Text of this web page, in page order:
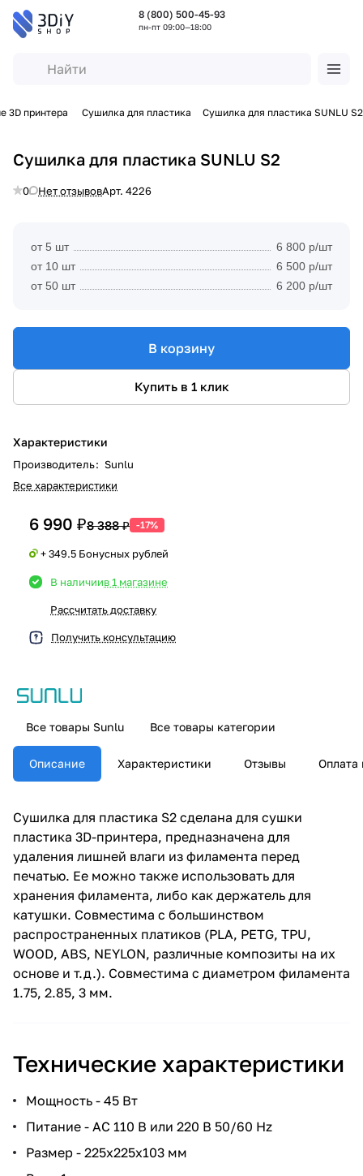
8 (800) 500-45-93
пн-пт 09:00—18:00
3D принтера Сушилка для пластика Сушилка для пластика SUNLU S2
Сушилка для пластика SUNLU S2
0 Нет отзывовАрт. 4226
от 5 шт
6 800 р/шт
от 10 шт
6 500 р/шт
от 50 шт
6 200 р/шт
В корзину
Купить в 1 клик
Характеристики
Производитель: Sunlu
Все характеристики
6 990 ₽8 388 ₽ -17%
+ 349.5 Бонусных рублей
В наличиив 1 магазине
Рассчитать доставку
Получить консультацию
Все товары Sunlu Все товары категории
Описание Характеристики Отзывы Оплата
Сушилка для пластика S2 сделана для сушки
пластика 3D-принтера, предназначена для
удаления лишней влаги из филамента перед
печатью. Ее можно также использовать для
хранения филамента, либо как держатель для
катушки. Совместима с большинством
распространенных платиков (PLA, PETG, TPU,
WOOD, ABS, NEYLON, различные композиты на их
основе и т.д.). Совместима с диаметром филамента
1.75, 2.85, 3 мм.
Технические характеристики
Мощность - 45 Вт
Питание - AC 110 В или 220 В 50/60 Hz
Размер - 225х225х103 мм